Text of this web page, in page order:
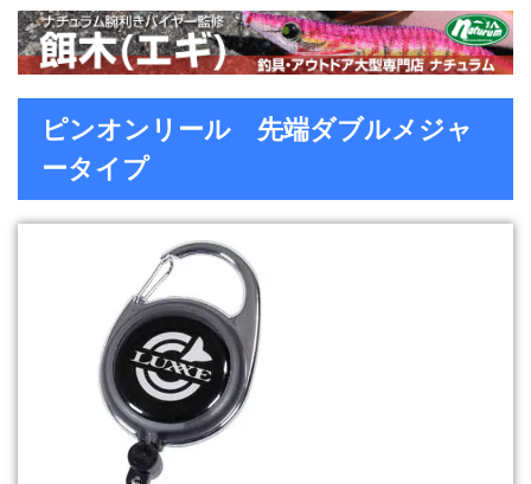
ピンオンリール 先端ダブルメジャ
ータイプ